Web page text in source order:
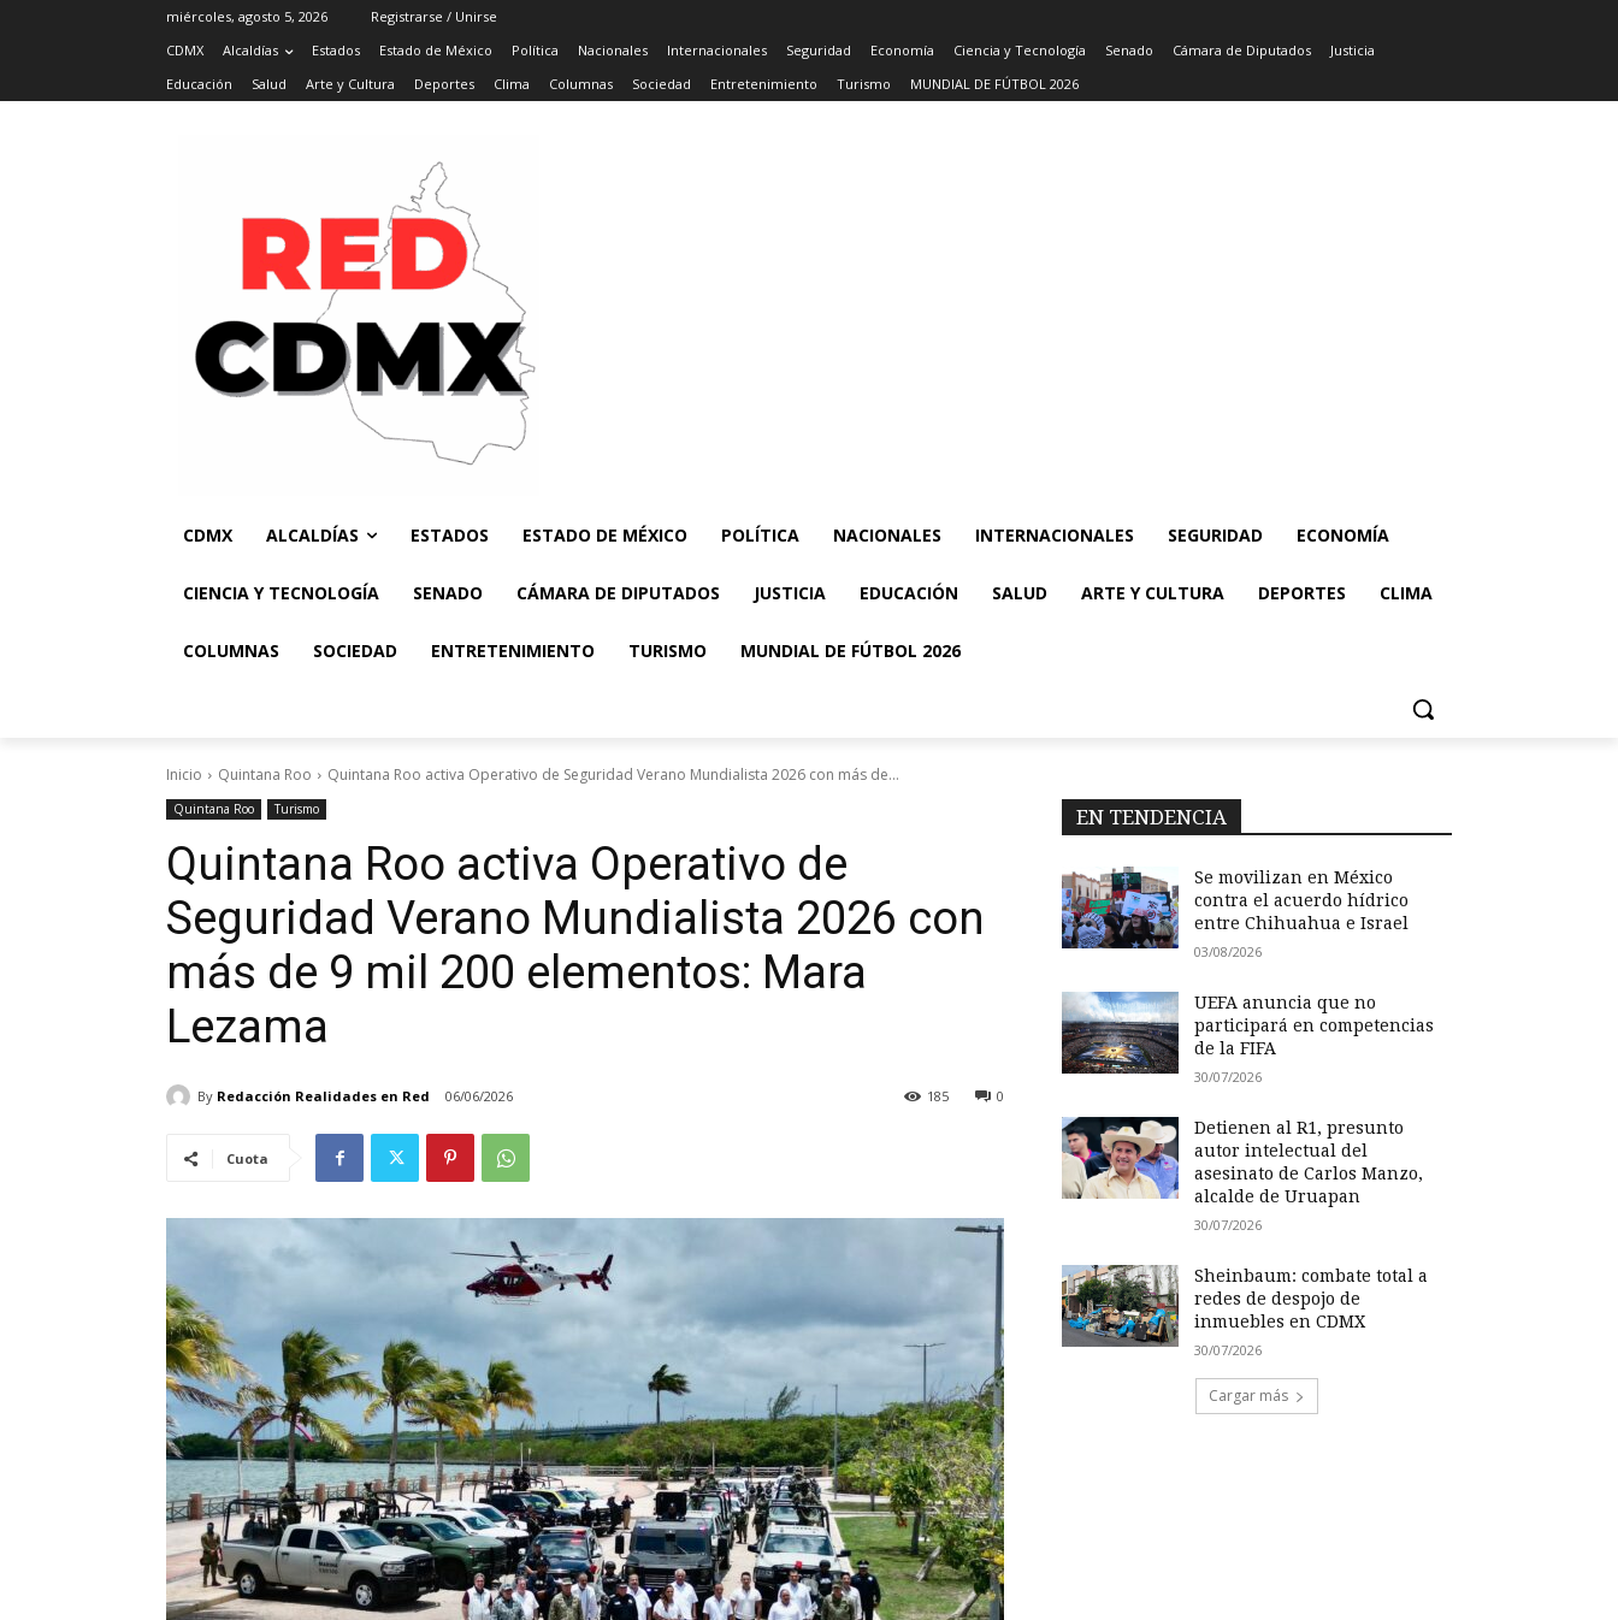
miércoles, agosto 5, 2026
Registrarse / Unirse
CDMX
Alcaldías Estados Estado de México Política Nacionales Internacionales Seguridad Economía Ciencia y Tecnología Senado Cámara de Diputados
Justicia
Educación
Salud Arte y Cultura Deportes Clima Columnas Sociedad Entretenimiento Turismo MUNDIAL DE FÚTBOL 2026
CDMX ALCALDÍAS ESTADOS ESTADO DE MÉXICO POLÍTICA NACIONALES INTERNACIONALES SEGURIDAD ECONOMÍA
CIENCIA Y TECNOLOGÍA SENADO CÁMARA DE DIPUTADOS JUSTICIA EDUCACIÓN SALUD ARTE Y CULTURA DEPORTES CLIMA
COLUMNAS SOCIEDAD ENTRETENIMIENTO TURISMO MUNDIAL DE FÚTBOL 2026
Inicio Quintana Roo Quintana Roo activa Operativo de Seguridad Verano Mundialista 2026 con más de...
Quintana Roo Turismo
Quintana Roo activa Operativo de
Seguridad Verano Mundialista 2026 con
más de 9 mil 200 elementos: Mara
Lezama
By Redacción Realidades en Red 06/06/2026 0
185
Cuota
EN TENDENCIA
Se movilizan en México
contra el acuerdo hídrico
entre Chihuahua e Israel
03/08/2026
UEFA anuncia que no
participará en competencias
de la FIFA
30/07/2026
Detienen al R1, presunto
autor intelectual del
asesinato de Carlos Manzo,
alcalde de Uruapan
30/07/2026
Sheinbaum: combate total a
redes de despojo de
inmuebles en CDMX
30/07/2026
Cargar más